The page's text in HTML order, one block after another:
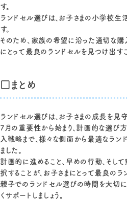
す。
ランドセル選びは、お子さまの小学校
す。
そのため、家族の希望に沿った適切な購
にとって最良のランドセルを見つけ出すこ
□まとめ
ランドセル選びは、お子さまの成長を見
7月の重要性から始まり、計画的な選び
入戦略まで、様々な側面から最適なラ
ました。
計画的に進めること、早めの行動、そし
択することが、お子さまにとって最良のラ
親子でのランドセル選びの時間を大切
くサポートしましょう。